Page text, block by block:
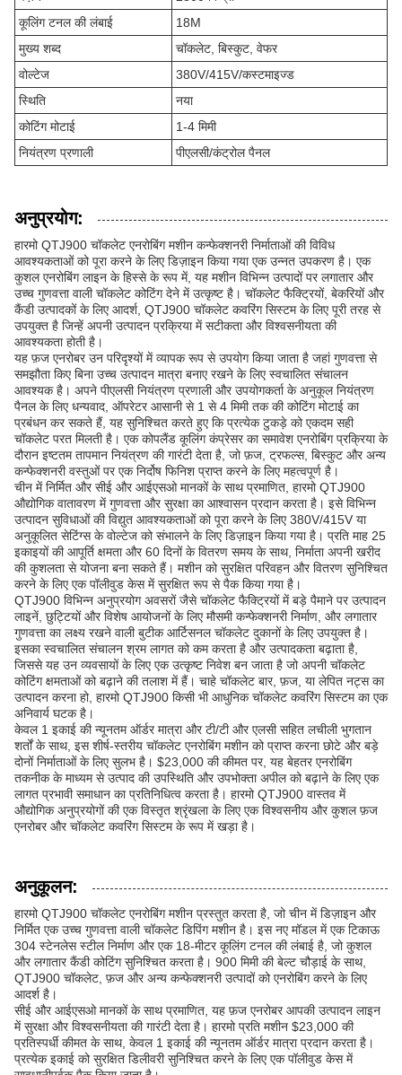
कूलिंग टनल की लंबाई
18M
मुख्य शब्द
चॉकलेट, बिस्कुट, वेफर
वोल्टेज
380V/415V/कस्टमाइज्ड
स्थिति
नया
कोटिंग मोटाई
1-4 मिमी
नियंत्रण प्रणाली
पीएलसी/कंट्रोल पैनल
अनुप्रयोग:
हारमो QTJ900 चॉकलेट एनरोबिंग मशीन कन्फेक्शनरी निर्माताओं की विविध
आवश्यकताओं को पूरा करने के लिए डिज़ाइन किया गया एक उन्नत उपकरण है। एक
कुशल एनरोबिंग लाइन के हिस्से के रूप में, यह मशीन विभिन्न उत्पादों पर लगातार और
उच्च गुणवत्ता वाली चॉकलेट कोटिंग देने में उत्कृष्ट है। चॉकलेट फैक्ट्रियों, बेकरियों और
कैंडी उत्पादकों के लिए आदर्श, QTJ900 चॉकलेट कवरिंग सिस्टम के लिए पूरी तरह से
उपयुक्त है जिन्हें अपनी उत्पादन प्रक्रिया में सटीकता और विश्वसनीयता की
आवश्यकता होती है।
यह फ़ज एनरोबर उन परिदृश्यों में व्यापक रूप से उपयोग किया जाता है जहां गुणवत्ता से
समझौता किए बिना उच्च उत्पादन मात्रा बनाए रखने के लिए स्वचालित संचालन
आवश्यक है। अपने पीएलसी नियंत्रण प्रणाली और उपयोगकर्ता के अनुकूल नियंत्रण
पैनल के लिए धन्यवाद, ऑपरेटर आसानी से 1 से 4 मिमी तक की कोटिंग मोटाई का
प्रबंधन कर सकते हैं, यह सुनिश्चित करते हुए कि प्रत्येक टुकड़े को एकदम सही
चॉकलेट परत मिलती है। एक कोपलैंड कूलिंग कंप्रेसर का समावेश एनरोबिंग प्रक्रिया के
दौरान इष्टतम तापमान नियंत्रण की गारंटी देता है, जो फ़ज, ट्रफल्स, बिस्कुट और अन्य
कन्फेक्शनरी वस्तुओं पर एक निर्दोष फिनिश प्राप्त करने के लिए महत्वपूर्ण है।
चीन में निर्मित और सीई और आईएसओ मानकों के साथ प्रमाणित, हारमो QTJ900
औद्योगिक वातावरण में गुणवत्ता और सुरक्षा का आश्वासन प्रदान करता है। इसे विभिन्न
उत्पादन सुविधाओं की विद्युत आवश्यकताओं को पूरा करने के लिए 380V/415V या
अनुकूलित सेटिंग्स के वोल्टेज को संभालने के लिए डिज़ाइन किया गया है। प्रति माह 25
इकाइयों की आपूर्ति क्षमता और 60 दिनों के वितरण समय के साथ, निर्माता अपनी खरीद
की कुशलता से योजना बना सकते हैं। मशीन को सुरक्षित परिवहन और वितरण सुनिश्चित
करने के लिए एक पॉलीवुड केस में सुरक्षित रूप से पैक किया गया है।
QTJ900 विभिन्न अनुप्रयोग अवसरों जैसे चॉकलेट फैक्ट्रियों में बड़े पैमाने पर उत्पादन
लाइनें, छुट्टियों और विशेष आयोजनों के लिए मौसमी कन्फेक्शनरी निर्माण, और लगातार
गुणवत्ता का लक्ष्य रखने वाली बुटीक आर्टिसनल चॉकलेट दुकानों के लिए उपयुक्त है।
इसका स्वचालित संचालन श्रम लागत को कम करता है और उत्पादकता बढ़ाता है,
जिससे यह उन व्यवसायों के लिए एक उत्कृष्ट निवेश बन जाता है जो अपनी चॉकलेट
कोटिंग क्षमताओं को बढ़ाने की तलाश में हैं। चाहे चॉकलेट बार, फ़ज, या लेपित नट्स का
उत्पादन करना हो, हारमो QTJ900 किसी भी आधुनिक चॉकलेट कवरिंग सिस्टम का एक
अनिवार्य घटक है।
केवल 1 इकाई की न्यूनतम ऑर्डर मात्रा और टी/टी और एलसी सहित लचीली भुगतान
शर्तों के साथ, इस शीर्ष-स्तरीय चॉकलेट एनरोबिंग मशीन को प्राप्त करना छोटे और बड़े
दोनों निर्माताओं के लिए सुलभ है। $23,000 की कीमत पर, यह बेहतर एनरोबिंग
तकनीक के माध्यम से उत्पाद की उपस्थिति और उपभोक्ता अपील को बढ़ाने के लिए एक
लागत प्रभावी समाधान का प्रतिनिधित्व करता है। हारमो QTJ900 वास्तव में
औद्योगिक अनुप्रयोगों की एक विस्तृत श्रृंखला के लिए एक विश्वसनीय और कुशल फ़ज
एनरोबर और चॉकलेट कवरिंग सिस्टम के रूप में खड़ा है।
अनुकूलन:
हारमो QTJ900 चॉकलेट एनरोबिंग मशीन प्रस्तुत करता है, जो चीन में डिज़ाइन और
निर्मित एक उच्च गुणवत्ता वाली चॉकलेट डिपिंग मशीन है। इस नए मॉडल में एक टिकाऊ
304 स्टेनलेस स्टील निर्माण और एक 18-मीटर कूलिंग टनल की लंबाई है, जो कुशल
और लगातार कैंडी कोटिंग सुनिश्चित करता है। 900 मिमी की बेल्ट चौड़ाई के साथ,
QTJ900 चॉकलेट, फ़ज और अन्य कन्फेक्शनरी उत्पादों को एनरोबिंग करने के लिए
आदर्श है।
सीई और आईएसओ मानकों के साथ प्रमाणित, यह फ़ज एनरोबर आपकी उत्पादन लाइन
में सुरक्षा और विश्वसनीयता की गारंटी देता है। हारमो प्रति मशीन $23,000 की
प्रतिस्पर्धी कीमत के साथ, केवल 1 इकाई की न्यूनतम ऑर्डर मात्रा प्रदान करता है।
प्रत्येक इकाई को सुरक्षित डिलीवरी सुनिश्चित करने के लिए एक पॉलीवुड केस में